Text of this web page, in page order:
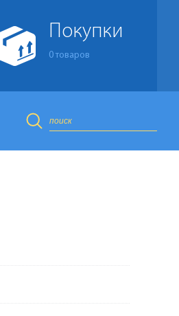
Покупки
0 товаров